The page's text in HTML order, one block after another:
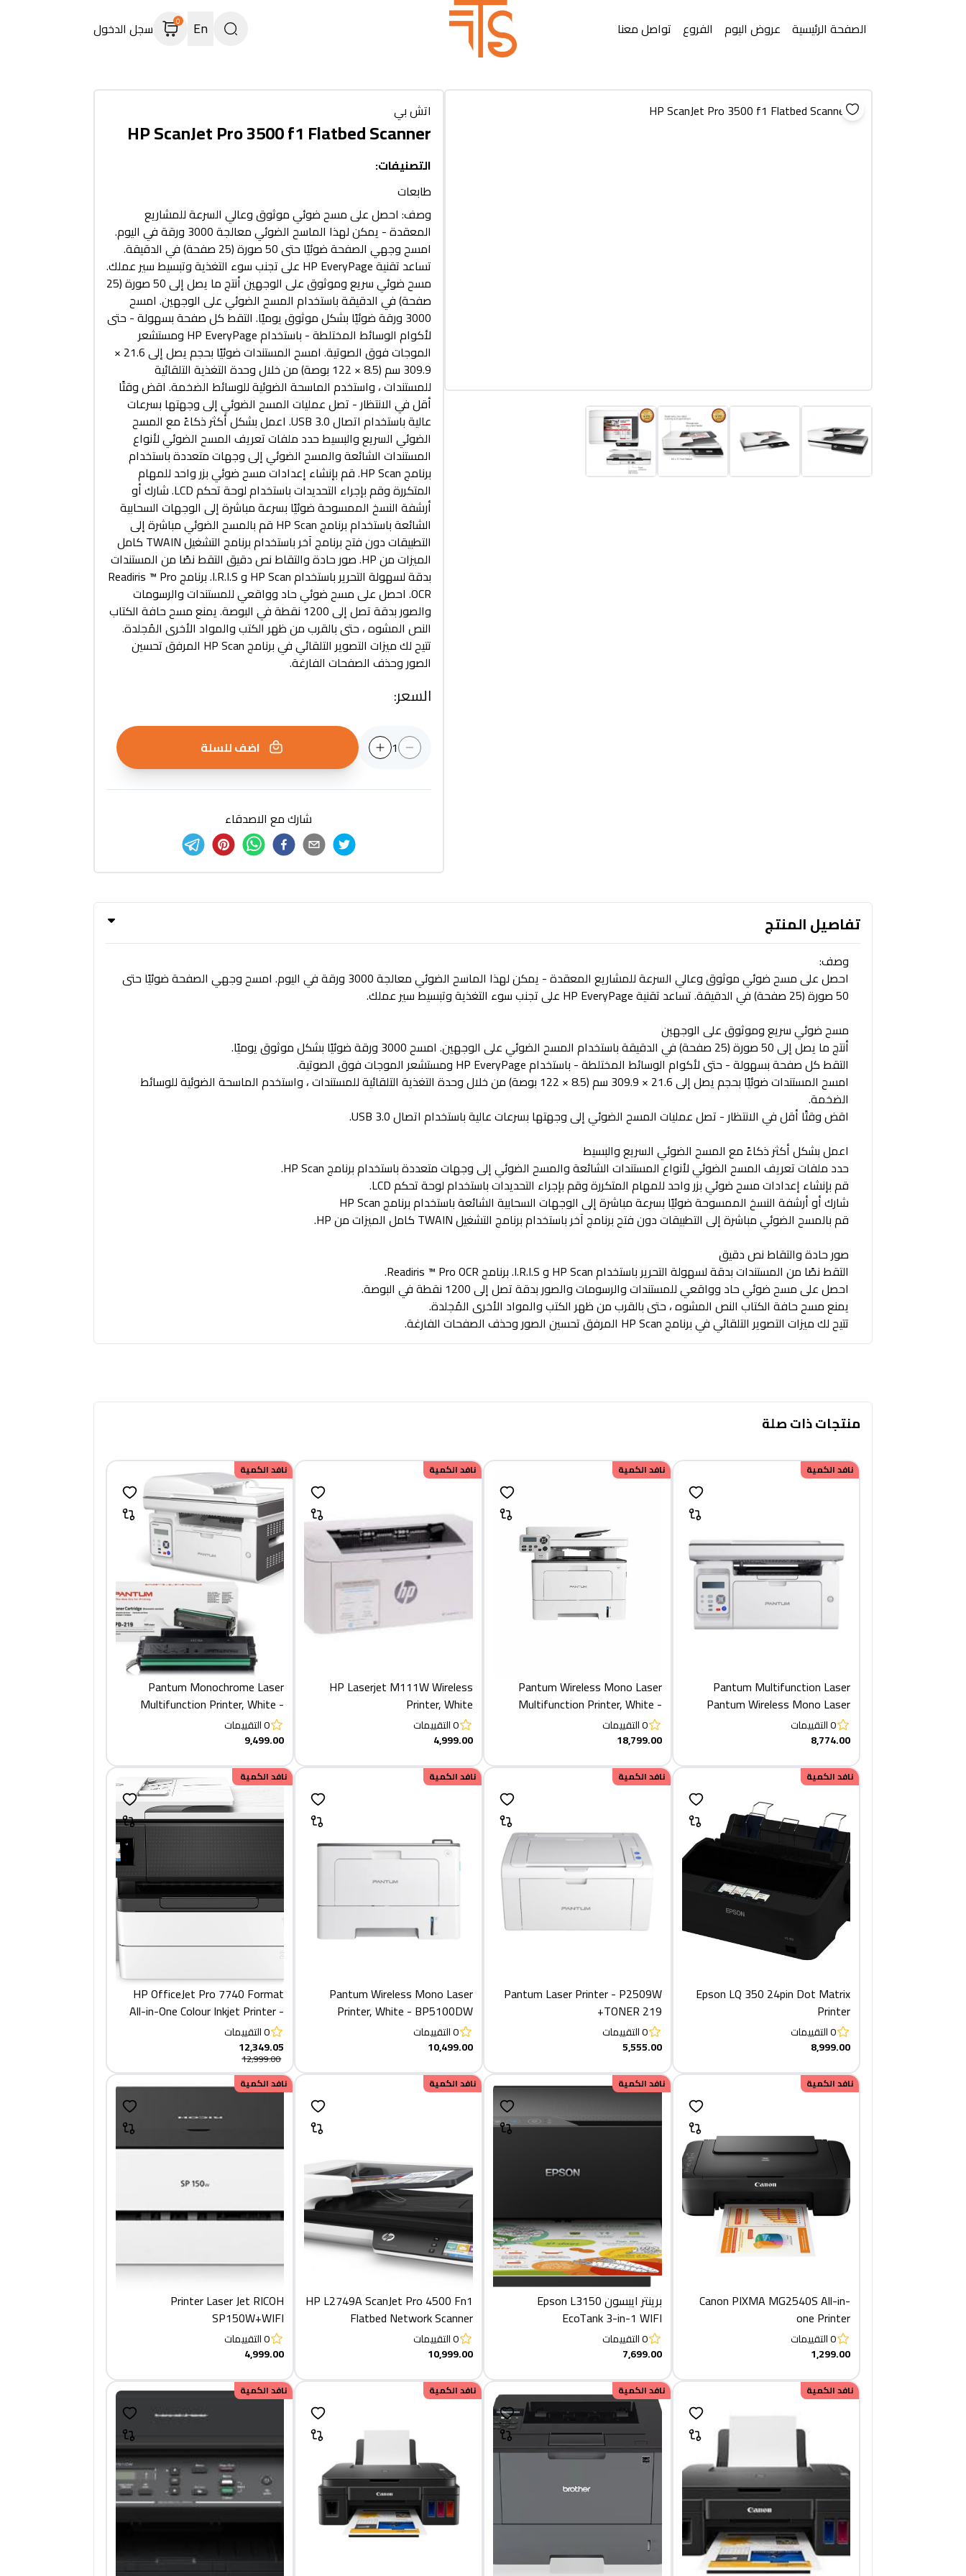
الصفحة الرئيسية عروض اليوم الفروع تواصل معنا En
0 سجل الدخول
اتش بي
HP ScanJet Pro 3500 f1 Flatbed Scanner
التصنيفات:
طابعات
وصف: احصل على مسح ضوئي موثوق وعالي السرعة للمشاريع
المعقدة - يمكن لهذا الماسح الضوئي معالجة 3000 ورقة في اليوم.
امسح وجهي الصفحة ضوئيًا حتى 50 صورة (25 صفحة) في الدقيقة.
تساعد تقنية HP EveryPage على تجنب سوء التغذية وتبسيط سير عملك.
مسح ضوئي سريع وموثوق على الوجهين أنتج ما يصل إلى 50 صورة (25
صفحة) في الدقيقة باستخدام المسح الضوئي على الوجهين. امسح
3000 ورقة ضوئيًا بشكل موثوق يوميًا. التقط كل صفحة بسهولة - حتى
لأكوام الوسائط المختلطة - باستخدام HP EveryPage ومستشعر
الموجات فوق الصوتية. امسح المستندات ضوئيًا بحجم يصل إلى 21.6 ×
309.9 سم (8.5 × 122 بوصة) من خلال وحدة التغذية التلقائية
للمستندات ، واستخدم الماسحة الضوئية للوسائط الضخمة. اقض وقتًا
أقل في الانتظار - تصل عمليات المسح الضوئي إلى وجهتها بسرعات
عالية باستخدام اتصال USB 3.0. اعمل بشكل أكثر ذكاءً مع المسح
الضوئي السريع والبسيط حدد ملفات تعريف المسح الضوئي لأنواع
المستندات الشائعة والمسح الضوئي إلى وجهات متعددة باستخدام
برنامج HP Scan. قم بإنشاء إعدادات مسح ضوئي بزر واحد للمهام
المتكررة وقم بإجراء التحديدات باستخدام لوحة تحكم LCD. شارك أو
أرشفة النسخ الممسوحة ضوئيًا بسرعة مباشرة إلى الوجهات السحابية
الشائعة باستخدام برنامج HP Scan قم بالمسح الضوئي مباشرة إلى
التطبيقات دون فتح برنامج آخر باستخدام برنامج التشغيل TWAIN كامل
الميزات من HP. صور حادة والتقاط نص دقيق التقط نصًا من المستندات
بدقة لسهولة التحرير باستخدام HP Scan و I.R.I.S. برنامج Readiris ™ Pro
OCR. احصل على مسح ضوئي حاد وواقعي للمستندات والرسومات
والصور بدقة تصل إلى 1200 نقطة في البوصة. يمنع مسح حافة الكتاب
النص المشوه ، حتى بالقرب من ظهر الكتب والمواد الأخرى المُجلدة.
تتيح لك ميزات التصوير التلقائي في برنامج HP Scan المرفق تحسين
الصور وحذف الصفحات الفارغة.
السعر:
1 اضف للسلة
شارك مع الاصدقاء
تفاصيل المنتج
وصف:
احصل على مسح ضوئي موثوق وعالي السرعة للمشاريع المعقدة - يمكن لهذا الماسح الضوئي معالجة 3000 ورقة في اليوم. امسح وجهي الصفحة ضوئيًا حتى
50 صورة (25 صفحة) في الدقيقة. تساعد تقنية HP EveryPage على تجنب سوء التغذية وتبسيط سير عملك.
مسح ضوئي سريع وموثوق على الوجهين
أنتج ما يصل إلى 50 صورة (25 صفحة) في الدقيقة باستخدام المسح الضوئي على الوجهين. امسح 3000 ورقة ضوئيًا بشكل موثوق يوميًا.
التقط كل صفحة بسهولة - حتى لأكوام الوسائط المختلطة - باستخدام HP EveryPage ومستشعر الموجات فوق الصوتية.
امسح المستندات ضوئيًا بحجم يصل إلى 21.6 × 309.9 سم (8.5 × 122 بوصة) من خلال وحدة التغذية التلقائية للمستندات ، واستخدم الماسحة الضوئية للوسائط
الضخمة.
اقض وقتًا أقل في الانتظار - تصل عمليات المسح الضوئي إلى وجهتها بسرعات عالية باستخدام اتصال USB 3.0.
اعمل بشكل أكثر ذكاءً مع المسح الضوئي السريع والبسيط
حدد ملفات تعريف المسح الضوئي لأنواع المستندات الشائعة والمسح الضوئي إلى وجهات متعددة باستخدام برنامج HP Scan.
قم بإنشاء إعدادات مسح ضوئي بزر واحد للمهام المتكررة وقم بإجراء التحديدات باستخدام لوحة تحكم LCD.
شارك أو أرشفة النسخ الممسوحة ضوئيًا بسرعة مباشرة إلى الوجهات السحابية الشائعة باستخدام برنامج HP Scan
قم بالمسح الضوئي مباشرة إلى التطبيقات دون فتح برنامج آخر باستخدام برنامج التشغيل TWAIN كامل الميزات من HP.
صور حادة والتقاط نص دقيق
التقط نصًا من المستندات بدقة لسهولة التحرير باستخدام HP Scan و I.R.I.S. برنامج Readiris ™ Pro OCR.
احصل على مسح ضوئي حاد وواقعي للمستندات والرسومات والصور بدقة تصل إلى 1200 نقطة في البوصة.
يمنع مسح حافة الكتاب النص المشوه ، حتى بالقرب من ظهر الكتب والمواد الأخرى المُجلدة.
تتيح لك ميزات التصوير التلقائي في برنامج HP Scan المرفق تحسين الصور وحذف الصفحات الفارغة.
منتجات ذات صلة
نافد الكمية
Pantum Multifunction Laser
Pantum Wireless Mono Laser
Multifunction Printer, White -
M6509NW +TONER 219
0التقييمات
8,774.00
نافد الكمية
Pantum Wireless Mono Laser
Multifunction Printer, White -
BM5100ADW
0التقييمات
18,799.00
نافد الكمية
HP Laserjet M111W Wireless
Printer, White
0التقييمات
4,999.00
نافد الكمية
Pantum Monochrome Laser
Multifunction Printer, White -
M6559NW + TONER 219
0التقييمات
9,499.00
نافد الكمية
Epson LQ 350 24pin Dot Matrix
Printer
0التقييمات
8,999.00
نافد الكمية
Pantum Laser Printer - P2509W
+TONER 219
0التقييمات
5,555.00
نافد الكمية
Pantum Wireless Mono Laser
Printer, White - BP5100DW
0التقييمات
10,499.00
خصم649.95
نافد الكمية
HP OfficeJet Pro 7740 Format
All-in-One Colour Inkjet Printer -
Black, White
0التقييمات
12,349.05
12,999.00
نافد الكمية
Canon PIXMA MG2540S All-in-
one Printer
0التقييمات
1,299.00
نافد الكمية
برينتر ايبسون Epson L3150
EcoTank 3-in-1 WIFI
Multifunctional
0التقييمات
7,699.00
نافد الكمية
HP L2749A ScanJet Pro 4500 Fn1
Flatbed Network Scanner
0التقييمات
10,999.00
نافد الكمية
Printer Laser Jet RICOH
SP150W+WIFI
0التقييمات
4,999.00
نافد الكمية نافد الكمية نافد الكمية نافد الكمية